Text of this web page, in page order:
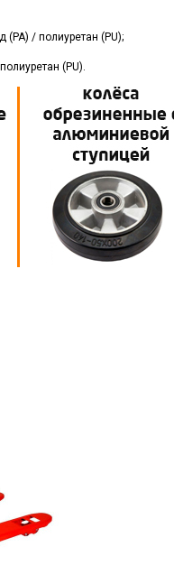
(PA) / полиуретан (PU);
(PU).